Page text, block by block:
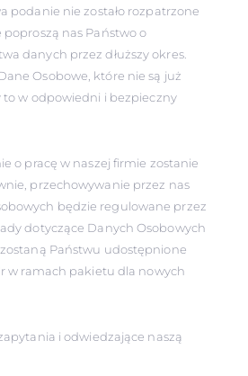
podanie nie zostało rozpatrzone
nas Państwo o
danych przez dłuższy okres.
Osobowe, które nie są już
w odpowiedni i bezpieczny
o pracę w naszej firmie zostanie
przechowywanie przez nas
będzie regulowane przez
dotyczące Danych Osobowych
Państwu udostępnione
w ramach pakietu dla nowych
i odwiedzające naszą